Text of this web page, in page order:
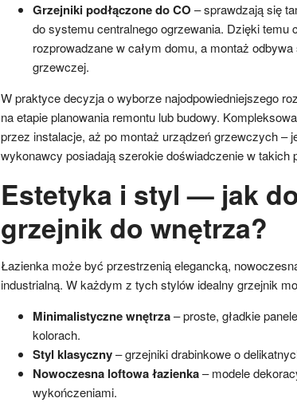
Grzejniki podłączone do CO – sprawdzają się
do systemu centralnego ogrzewania. Dzięki temu
rozprowadzane w całym domu, a montaż
grzewczej.
W praktyce decyzja o wyborze najodpowiedniejszego
na etapie planowania remontu lub budowy.
przez instalacje, aż po montaż urządzeń grzewczych –
wykonawcy posiadają szerokie doświadczenie w takich
Estetyka i styl — jak
grzejnik do wnętrza?
Łazienka może być przestrzenią elegancką,
industrialną. W każdym z tych stylów idealny grzejnik
Minimalistyczne wnętrza– proste, gładkie
kolorach.
Styl klasyczny– grzejniki drabinkowe o
Nowoczesna loftowa łazienka– modele
wykończeniami.